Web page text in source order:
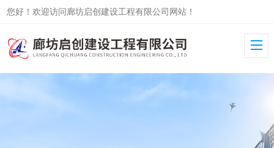
您好！欢迎访问廊坊启创建设工程有限公司网站！